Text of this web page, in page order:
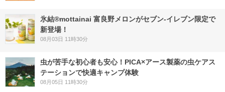
氷結®mottainai 富良野メロンがセブン‐イレブン限定で
新登場！
08月03日 11時30分
虫が苦手な初心者も安心！PICA×アース製薬の虫ケアス
テーションで快適キャンプ体験
08月05日 11時30分